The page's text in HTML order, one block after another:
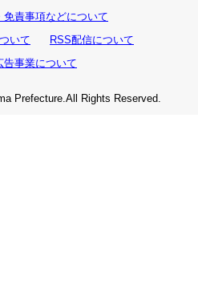
免責事項などについて
いて
RSS配信について
告事業について
Prefecture.All Rights Reserved.